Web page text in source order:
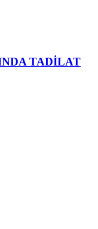
TADİLAT